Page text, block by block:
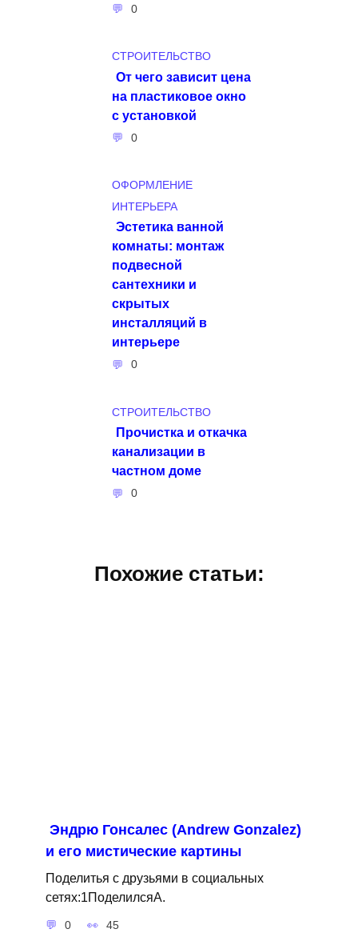
0
СТРОИТЕЛЬСТВО
От чего зависит цена
на пластиковое окно
с установкой
0
ОФОРМЛЕНИЕ
ИНТЕРЬЕРА
Эстетика ванной
комнаты: монтаж
подвесной
сантехники и
скрытых
инсталляций в
интерьере
0
СТРОИТЕЛЬСТВО
Прочистка и откачка
канализации в
частном доме
0
Похожие статьи:
Эндрю Гонсалес (Andrew Gonzalez)
и его мистические картины
Поделитья с друзьями в социальных
сетях:1ПоделилсяA.
0 45